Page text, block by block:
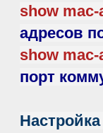
show
адресов
show mac-
порт